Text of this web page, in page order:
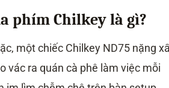
phím Chilkey là gì?
một chiếc Chilkey ND75 nặng
vác ra quán cà phê làm việc mỗi